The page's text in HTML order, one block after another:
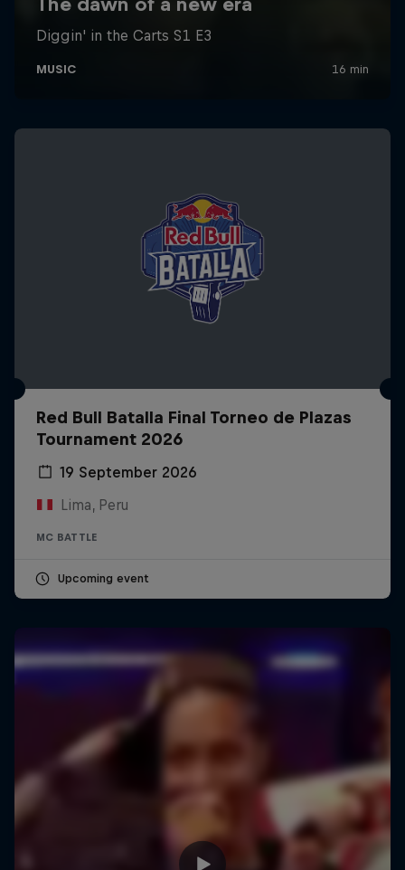
Red Bull Batalla Final Torneo de Plazas
Tournament 2026
19 September 2026
Lima, Peru
MC BATTLE
Upcoming event